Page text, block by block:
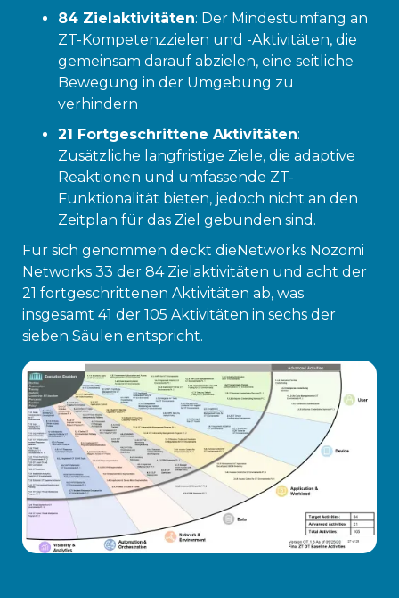
84 Zielaktivitäten: Der Mindestumfang an
ZT-Kompetenzzielen und -Aktivitäten, die
gemeinsam darauf abzielen, eine seitliche
Bewegung in der Umgebung zu
verhindern
21 Fortgeschrittene Aktivitäten:
Zusätzliche langfristige Ziele, die adaptive
Reaktionen und umfassende ZT-
Funktionalität bieten, jedoch nicht an den
Zeitplan für das Ziel gebunden sind.
Für sich genommen deckt dieNetworks Nozomi
Networks 33 der 84 Zielaktivitäten und acht der
21 fortgeschrittenen Aktivitäten ab, was
insgesamt 41 der 105 Aktivitäten in sechs der
sieben Säulen entspricht.